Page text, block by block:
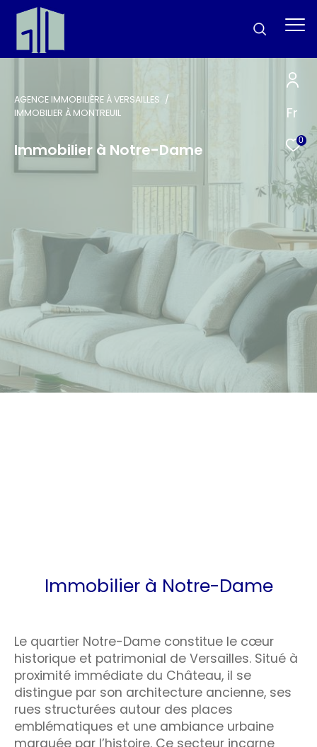
Fr
0
AGENCE IMMOBILIÈRE À VERSAILLES
IMMOBILIER À MONTREUIL
Immobilier à Notre-Dame
Immobilier à Notre-Dame
Le quartier Notre-Dame constitue le cœur
historique et patrimonial de Versailles. Situé à
proximité immédiate du Château, il se
distingue par son architecture ancienne, ses
rues structurées autour des places
emblématiques et une ambiance urbaine
marquée par l’histoire. Ce secteur incarne